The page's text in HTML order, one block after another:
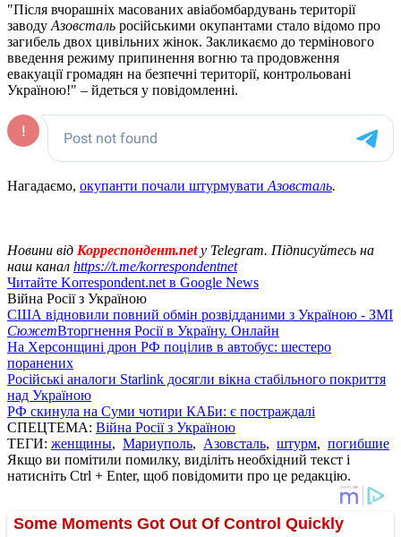
"Після вчорашніх масованих авіабомбардувань території
заводу Азовсталь російськими окупантами стало відомо про
загибель двох цивільних жінок. Закликаємо до термінового
введення режиму припинення вогню та продовження
евакуації громадян на безпечні території, контрольовані
Україною!" – йдеться у повідомленні.
Нагадаємо, окупанти почали штурмувати Азовсталь.
Новини від Корреспондент.netу Telegram. Підписуйтесь на
наш канал https://t.me/korrespondentnet
Читайте Korrespondent.net в Google News
Війна Росії з Україною
США відновили повний обмін розвідданими з Україною - ЗМІ
СюжетВторгнення Росії в Україну. Онлайн
На Херсонщині дрон РФ поцілив в автобус: шестеро
поранених
Російські аналоги Starlink досягли вікна стабільного покриття
над Україною
РФ скинула на Суми чотири КАБи: є постраждалі
СПЕЦТЕМА: Війна Росії з Україною
ТЕГИ: женщины, Мариуполь, Азовсталь, штурм, погибшие
Якщо ви помітили помилку, виділіть необхідний текст і
натисніть Ctrl + Enter, щоб повідомити про це редакцію.